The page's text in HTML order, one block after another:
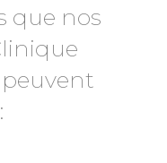
que nos